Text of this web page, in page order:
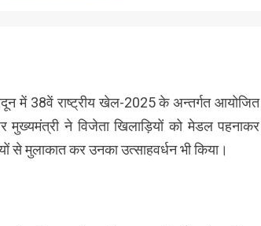
में 38वें राष्ट्रीय खेल-2025 के अन्तर्गत आयोजित
ने विजेता खिलाड़ियों को मेडल पहनाकर
से मुलाकात कर उनका उत्साहवर्धन भी किया।